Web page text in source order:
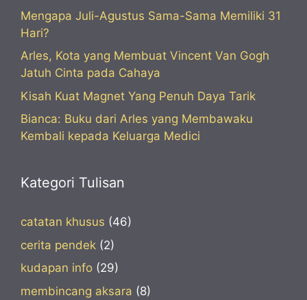
Mengapa Juli-Agustus Sama-Sama Memiliki 31
Hari?
Arles, Kota yang Membuat Vincent Van Gogh
Jatuh Cinta pada Cahaya
Kisah Kuat Magnet Yang Penuh Daya Tarik
Bianca: Buku dari Arles yang Membawaku
Kembali kepada Keluarga Medici
Kategori Tulisan
catatan khusus (46)
cerita pendek (2)
kudapan info (29)
membincang aksara (8)